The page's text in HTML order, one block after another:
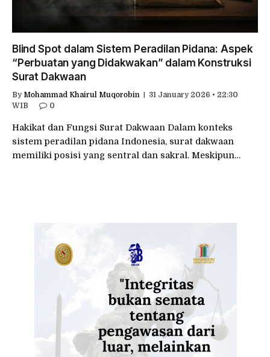
Blind Spot dalam Sistem Peradilan Pidana: Aspek
“Perbuatan yang Didakwakan” dalam Konstruksi
Surat Dakwaan
By Mohammad Khairul Muqorobin
31 January 2026 • 22:30
WIB
0
Hakikat dan Fungsi Surat Dakwaan Dalam konteks
sistem peradilan pidana Indonesia, surat dakwaan
memiliki posisi yang sentral dan sakral. Meskipun…